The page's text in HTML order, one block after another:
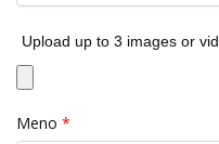
Upload up to 3 images or
Meno *